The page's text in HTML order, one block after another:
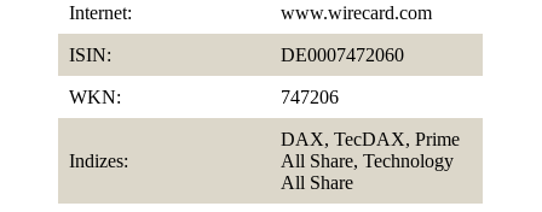
Internet: www.wirecard.com
ISIN: DE0007472060
WKN: 747206
Indizes:
DAX, TecDAX, Prime
All Share, Technology
All Share